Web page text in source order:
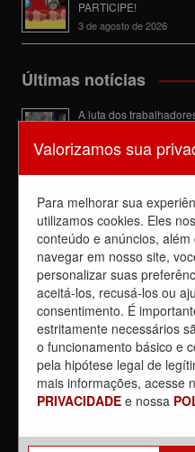
PARTICIPE!
3 de agosto de 2026
Últimas notícias
A luta dos
6 de agosto de 2026
Dia de luta!
5 de agosto de 2026
Dia 4/8, É DIA DE
PARTICIPE!
3 de agosto de 2026
Reunião com
com a chefia da área
31 de julho de 2026
Sobre a REUNIÃO
30 de julho de 2026
Valorizamos sua
Para melhorar sua
utilizamos cookies. Eles
conteúdo e anúncios,
navegar em nosso site,
personalizar suas
aceitá-los, recusá-los ou
consentimento. É
estritamente necessários
o funcionamento básico e
pela hipótese legal de
mais informações, acesse
PRIVACIDADE e nossa